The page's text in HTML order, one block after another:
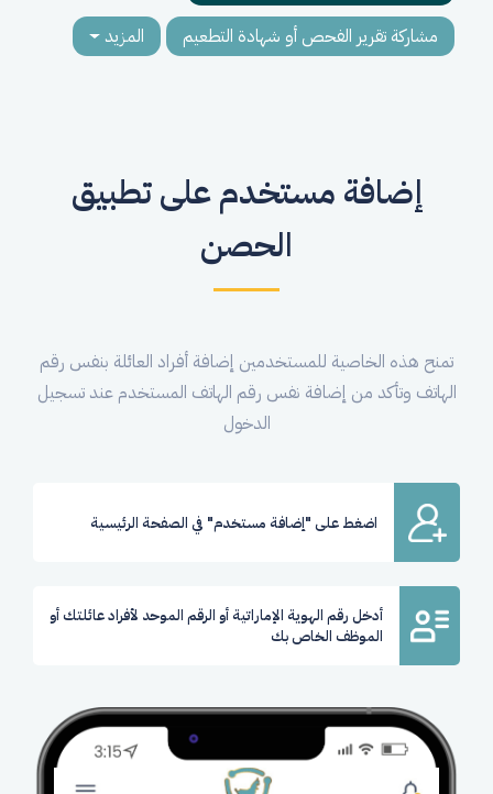
مشاركة تقرير الفحص أو شهادة التطعيم
المزيد
إضافة مستخدم على تطبيق
الحصن
تمنح هذه الخاصية للمستخدمين إضافة أفراد العائلة بنفس رقم
الهاتف وتأكد من إضافة نفس رقم الهاتف المستخدم عند تسجيل
الدخول
اضغط على "إضافة مستخدم" في الصفحة الرئيسية
أدخل رقم الهوية الإماراتية أو الرقم الموحد لأفراد عائلتك أو
الموظف الخاص بك